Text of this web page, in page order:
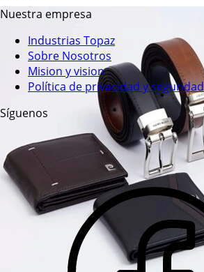
Nuestra empresa
Industrias Topaz
Sobre Nosotros
Mision y vision
Política de privacidad y seguridad
Síguenos